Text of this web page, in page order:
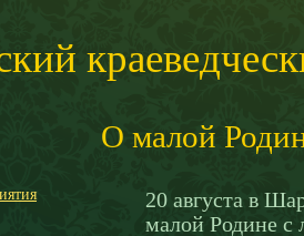
О малой
20 августа в
малой Родине с